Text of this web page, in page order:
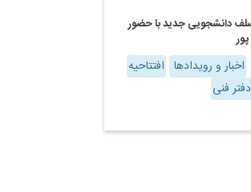
دانشجویی جدید با حضور
اخبار و رویدادها افتتاحیه
فنی